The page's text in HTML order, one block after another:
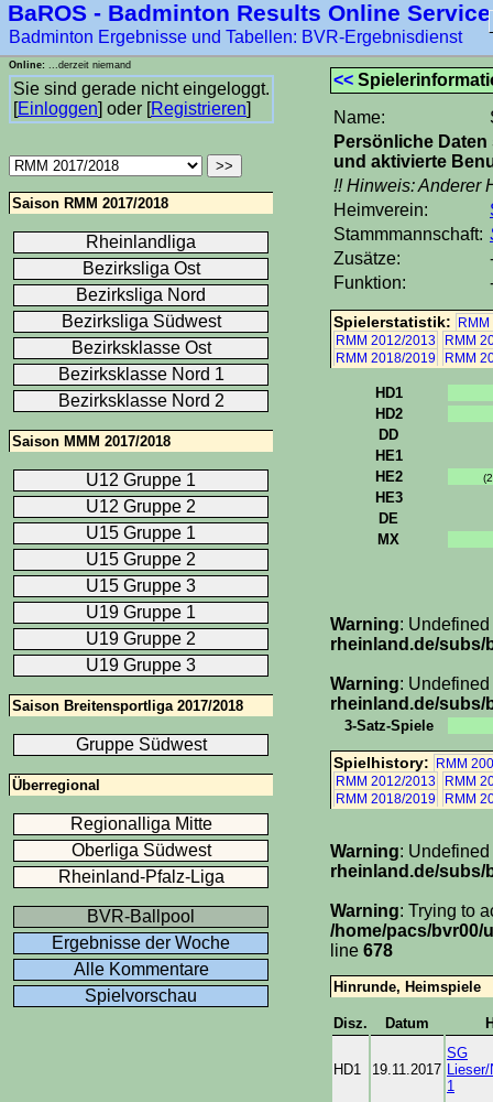
BaROS - Badminton Results Online Service
Badminton Ergebnisse und Tabellen: BVR-Ergebnisdienst
<<
Name:
Persönliche
und aktivierte
!! Hinweis: Anderer
Heimverein:
Stammmannschaft:
Zusätze:
Funktion:
Spielerstatistik:
RMM 2012/2013
RMM
RMM 2018/2019
RMM
HD1
HD2
DD
HE1
HE2
HE3
DE
MX
Warning:
rheinland.de/
Warning:
rheinland.de/
3-Satz-Spiele
Spielhistory:
RMM
RMM 2012/2013
RMM
RMM 2018/2019
RMM
Warning:
rheinland.de/subs/
Warning: Trying to
/home/pacs/bvr00/
line 678
Hinrunde, Heimspiele
Disz. Datum
HD1 19.11.2017
SG
1
Saison RMM 2017/2018
Rheinlandliga
Bezirksliga Ost
Bezirksliga Nord
Bezirksliga Südwest
Bezirksklasse Ost
Bezirksklasse Nord 1
Bezirksklasse Nord 2
Saison MMM 2017/2018
U12 Gruppe 1
U12 Gruppe 2
U15 Gruppe 1
U15 Gruppe 2
U15 Gruppe 3
U19 Gruppe 1
U19 Gruppe 2
U19 Gruppe 3
Saison Breitensportliga 2017/2018
Gruppe Südwest
Überregional
Regionalliga Mitte
Oberliga Südwest
Rheinland-Pfalz-Liga
BVR-Ballpool
Ergebnisse der Woche
Alle Kommentare
Spielvorschau
Online: ...derzeit niemand
Sie sind gerade nicht eingeloggt.
[Einloggen] oder [Registrieren]